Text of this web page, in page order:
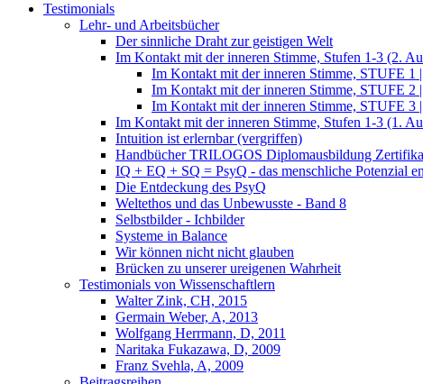
Testimonials
Lehr- und Arbeitsbücher
Der sinnliche Draht zur geistigen Welt
Im Kontakt mit der inneren Stimme, Stufen 1-3 (2.
Im Kontakt mit der inneren Stimme, STUFE 1
Im Kontakt mit der inneren Stimme, STUFE 2
Im Kontakt mit der inneren Stimme, STUFE 3
Im Kontakt mit der inneren Stimme, Stufen 1-3 (1.
Intuition ist erlernbar (vergriffen)
Handbücher TRILOGOS Diplomausbildung
IQ + EQ + SQ = PsyQ - das menschliche Potenzial
Die Entdeckung des PsyQ
Weltethos und das Unbewusste - Band 8
Selbstbilder - Ichbilder
Systeme in Balance
Wir können nicht nicht glauben
Brücken zu unserer ureigenen Wahrheit
Testimonials von Wissenschaftlern
Walter Zink, CH, 2015
Germain Weber, A, 2013
Wolfgang Herrmann, D, 2011
Naritaka Fukazawa, D, 2009
Franz Svehla, A, 2009